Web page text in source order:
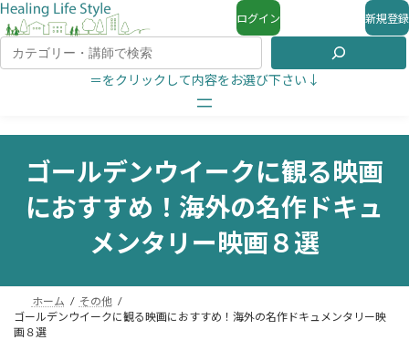
ログイン 新規登録
＝をクリックして内容をお選び下さい↓
ゴールデンウイークに観る映画
におすすめ！海外の名作ドキュ
メンタリー映画８選
ホーム
その他
ゴールデンウイークに観る映画におすすめ！海外の名作ドキュメンタリー映
画８選